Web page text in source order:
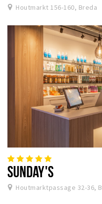
Houtmarkt 156-160, Breda
SUNDAY'S
Houtmarktpassage 32-36,